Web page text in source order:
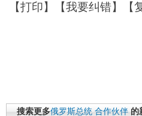
【打印】【我要纠错】【
搜索更多俄罗斯总统 合作伙伴 的